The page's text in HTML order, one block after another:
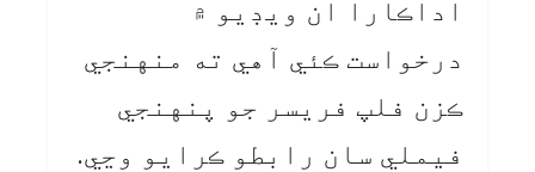
اداڪارا ان ويڊيو ۾
درخواست ڪئي آهي ته منهنجي
ڪزن فلپ فريسر جو پنهنجي
فيملي سان رابطو ڪرايو وڃي.